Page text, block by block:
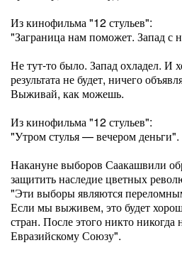
Из кинофильма "12 стульев":
"Заграница нам поможет. Запад с
Не тут-то было. Запад охладел. И
результата не будет, ничего
Выживай, как можешь.
Из кинофильма "12 стульев":
"Утром стулья — вечером деньги".
Накануне выборов Саакашвили
защитить наследие цветных
"Эти выборы являются
Если мы выживем, это будет
стран. После этого никто никогда
Евразийскому Союзу".